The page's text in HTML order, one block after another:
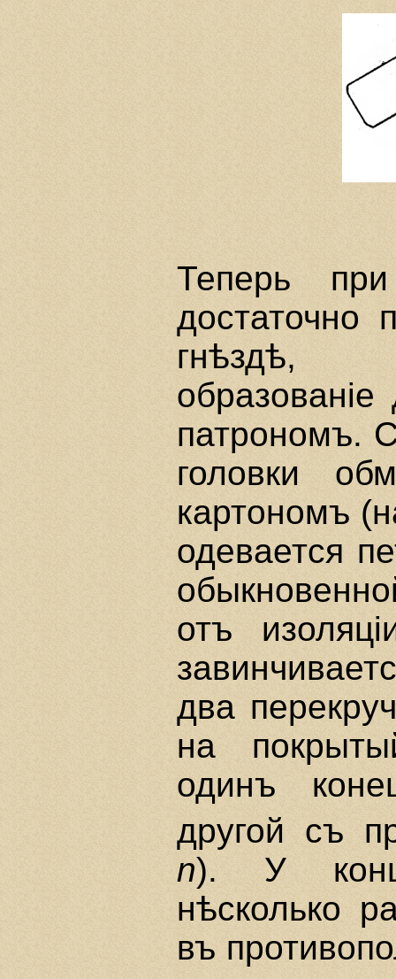
Теперь
достаточно
гнѣздѣ,
патрономъ.
головки
картономъ
одевается
отъ
два
на
одинъ
другой съ
n). У
нѣсколько
въ